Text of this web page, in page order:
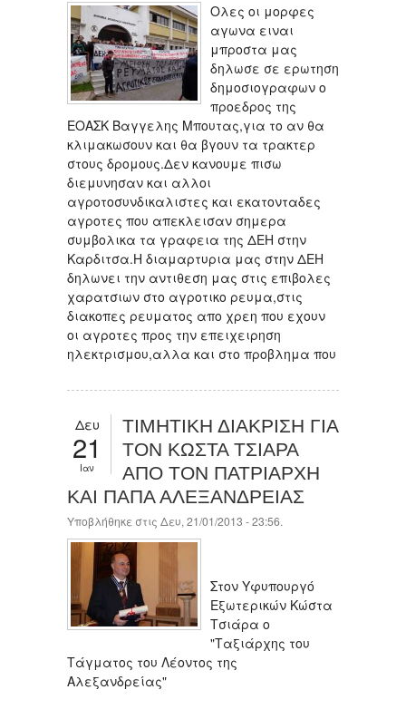
Ολες οι μορφες
αγωνα ειναι
μπροστα μας
δηλωσε σε ερωτηση
δημοσιογραφων ο
προεδρος της
ΕΟΑΣΚ Βαγγελης Μπουτας,για το αν θα
κλιμακωσουν και θα βγουν τα τρακτερ
στους δρομους.Δεν κανουμε πισω
διεμυνησαν και αλλοι
αγροτοσυνδικαλιστες και εκατονταδες
αγροτες που απεκλεισαν σημερα
συμβολικα τα γραφεια της ΔΕΗ στην
Καρδιτσα.Η διαμαρτυρια μας στην ΔΕΗ
δηλωνει την αντιθεση μας στις επιβολες
χαρατσιων στο αγροτικο ρευμα,στις
διακοπες ρευματος απο χρεη που εχουν
οι αγροτες προς την επειχειρηση
ηλεκτρισμου,αλλα και στο προβλημα που
Δευ
21
Ιαν
ΤΙΜΗΤΙΚΗ ΔΙΑΚΡΙΣΗ ΓΙΑ
ΤΟΝ ΚΩΣΤΑ ΤΣΙΑΡΑ
ΑΠΟ ΤΟΝ ΠΑΤΡΙΑΡΧΗ
ΚΑΙ ΠΑΠΑ ΑΛΕΞΑΝΔΡΕΙΑΣ
Υποβλήθηκε στις Δευ, 21/01/2013 - 23:56.
Στον Υφυπουργό
Εξωτερικών Κώστα
Τσιάρα ο
"Ταξιάρχης του
Τάγματος του Λέοντος της
Αλεξανδρείας"